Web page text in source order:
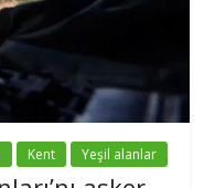
Kent Yeşil alanlar